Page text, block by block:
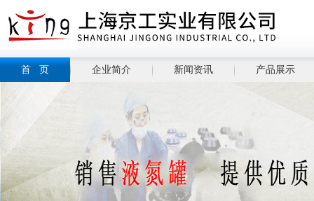
首 页 企业简介 新闻资讯 产品展示